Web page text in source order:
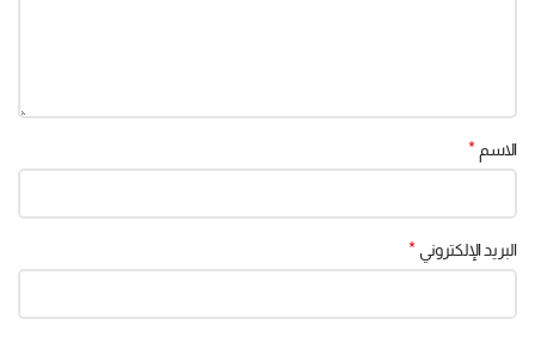
الاسم *
البريد الإلكتروني *